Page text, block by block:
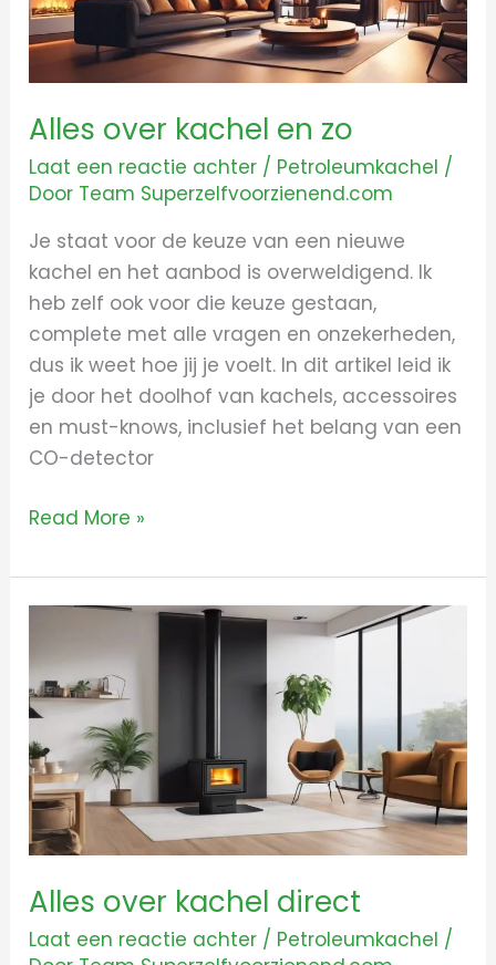
Alles over kachel en zo
Laat een reactie achter / Petroleumkachel /
Door Team Superzelfvoorzienend.com
Je staat voor de keuze van een nieuwe
kachel en het aanbod is overweldigend. Ik
heb zelf ook voor die keuze gestaan,
complete met alle vragen en onzekerheden,
dus ik weet hoe jij je voelt. In dit artikel leid ik
je door het doolhof van kachels, accessoires
en must-knows, inclusief het belang van een
CO-detector
Read More »
Alles over kachel direct
Laat een reactie achter / Petroleumkachel /
kachel
direct